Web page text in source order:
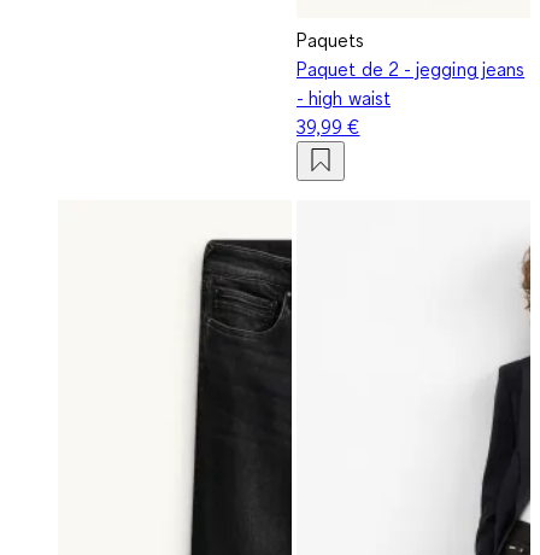
Paquets
Paquet de 2 - jegging jeans
- high waist
39,99 €